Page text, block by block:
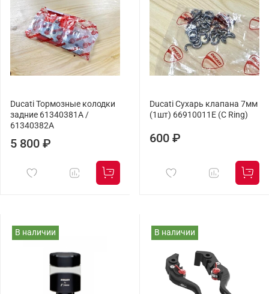
Ducati Тормозные колодки
задние 61340381A /
61340382A
5 800 ₽
Ducati Сухарь клапана 7мм
(1шт) 66910011E (C Ring)
600 ₽
В наличии В наличии